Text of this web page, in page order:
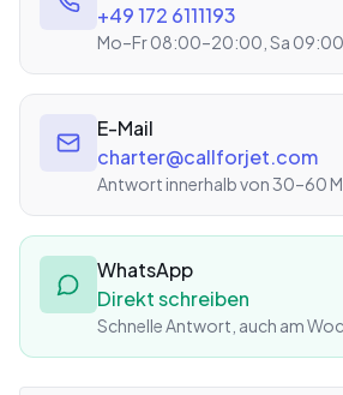
+49 172 6111193
Mo–Fr 08:00–20:00, Sa
E-Mail
charter@callforjet.com
Antwort innerhalb von 30–60
WhatsApp
Direkt schreiben
Schnelle Antwort, auch am